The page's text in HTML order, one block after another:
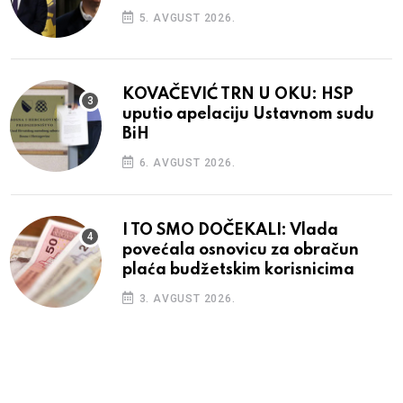
5. AVGUST 2026.
KOVAČEVIĆ TRN U OKU: HSP
uputio apelaciju Ustavnom sudu
BiH
6. AVGUST 2026.
I TO SMO DOČEKALI: Vlada
povećala osnovicu za obračun
plaća budžetskim korisnicima
3. AVGUST 2026.